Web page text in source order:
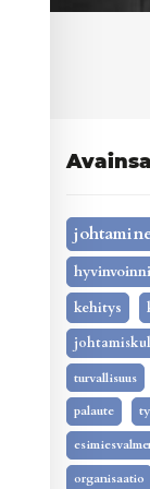
kehitys
turvallisuus
palaute
organisaatio